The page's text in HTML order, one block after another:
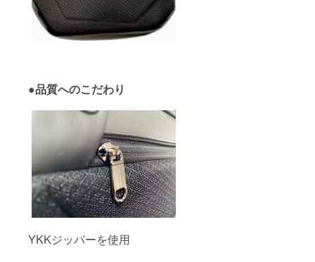
●品質へのこだわり
YKKジッパーを使用